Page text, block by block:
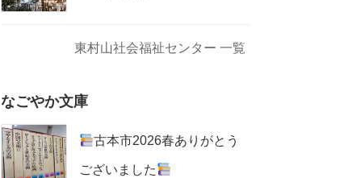
東村山社会福祉センター 一覧
なごやか文庫
古本市2026春ありがとう
ございました